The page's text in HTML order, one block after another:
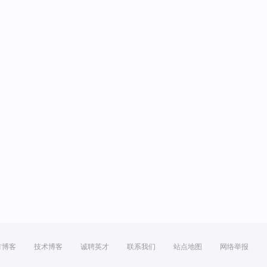
博客 技术博客 诚聘英才 联系我们 站点地图 网络举报